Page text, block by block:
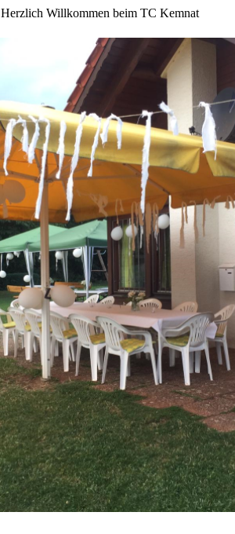
Herzlich Willkommen beim TC Kemnat